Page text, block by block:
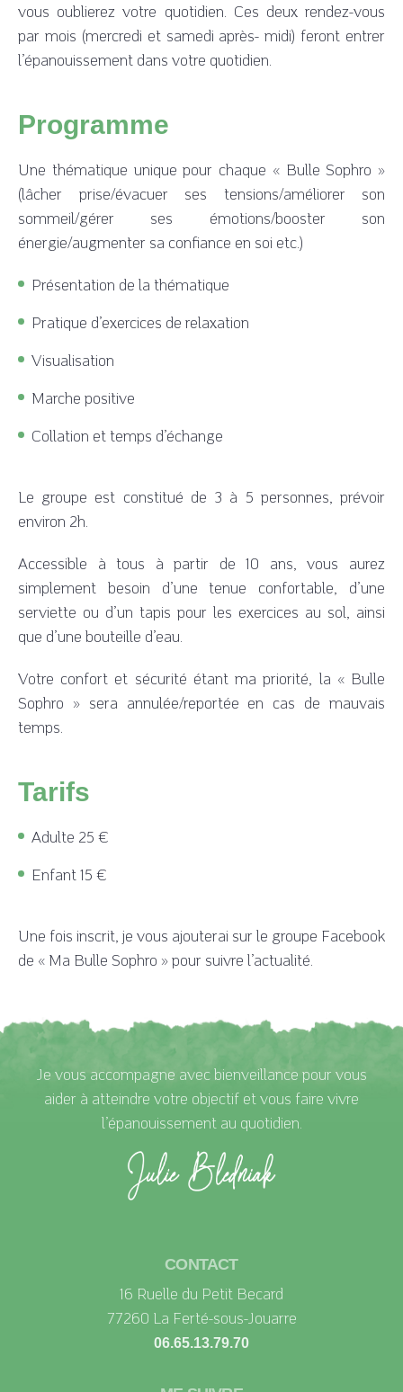
vous oublierez votre quotidien. Ces deux rendez-vous
par mois (mercredi et samedi après- midi) feront entrer
l’épanouissement dans votre quotidien.
Programme
Une thématique unique pour chaque « Bulle Sophro »
(lâcher prise/évacuer ses tensions/améliorer son
sommeil/gérer ses émotions/booster son
énergie/augmenter sa confiance en soi etc.)
Présentation de la thématique
Pratique d’exercices de relaxation
Visualisation
Marche positive
Collation et temps d’échange
Le groupe est constitué de 3 à 5 personnes, prévoir
environ 2h.
Accessible à tous à partir de 10 ans, vous aurez
simplement besoin d’une tenue confortable, d’une
serviette ou d’un tapis pour les exercices au sol, ainsi
que d’une bouteille d’eau.
Votre confort et sécurité étant ma priorité, la « Bulle
Sophro » sera annulée/reportée en cas de mauvais
temps.
Tarifs
Adulte 25 €
Enfant 15 €
Une fois inscrit, je vous ajouterai sur le groupe Facebook
de « Ma Bulle Sophro » pour suivre l’actualité.
Je vous accompagne avec bienveillance pour vous
aider à atteindre votre objectif et vous faire vivre
l’épanouissement au quotidien.
CONTACT
16 Ruelle du Petit Becard
77260 La Ferté-sous-Jouarre
06.65.13.79.70